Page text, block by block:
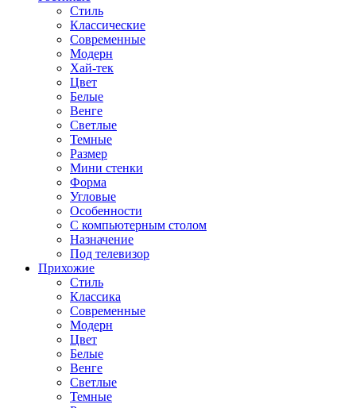
Стиль
Классические
Современные
Модерн
Хай-тек
Цвет
Белые
Венге
Светлые
Темные
Размер
Мини стенки
Форма
Угловые
Особенности
С компьютерным столом
Назначение
Под телевизор
Прихожие
Стиль
Классика
Современные
Модерн
Цвет
Белые
Венге
Светлые
Темные